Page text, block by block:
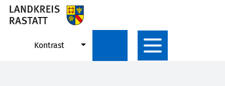
Kontrast